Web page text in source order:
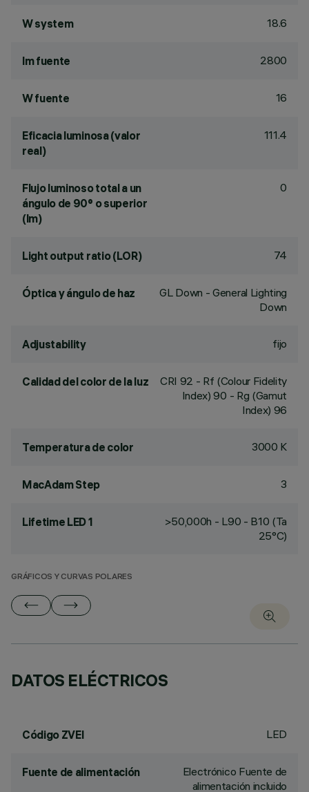
W system 18.6
lm fuente 2800
W fuente 16
Eficacia luminosa (valor
real)
111.4
Flujo luminoso total a un
ángulo de 90° o superior
(lm)
0
Light output ratio (LOR) 74
Óptica y ángulo de haz
GL Down - General Lighting
Down
Adjustability fijo
Calidad del color de la luz CRI 92 - Rf (Colour Fidelity
Index) 90 - Rg (Gamut
Index) 96
Temperatura de color 3000 K
MacAdam Step 3
Lifetime LED 1
>50,000h - L90 - B10 (Ta
25°C)
GRÁFICOS Y CURVAS POLARES
DATOS ELÉCTRICOS
Código ZVEI LED
Fuente de alimentación
Electrónico Fuente de
alimentación incluido